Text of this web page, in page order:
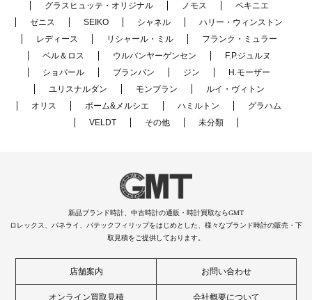
グラスヒュッテ・オリジナル
ノモス
ペキニエ
ゼニス
SEIKO シャネル
ハリー・ウィンストン
レディース
リシャール・ミル
フランク・ミュラー
ベル＆ロス
ウルバンヤーゲンセン
F.P.ジュルヌ
ショパール
ブランパン ジン
H.モーザー
ユリスナルダン
モンブラン
ルイ・ヴィトン
オリス
ボーム&メルシエ ハミルトン
グラハム
VELDT
その他 未分類
新品ブランド時計、中古時計の通販・時計買取ならGMT
ロレックス、パネライ、パテックフィリップをはじめとした、様々なブランド時計の販売・下
取見積をご提供しております。
店舗案内 お問い合わせ
オンライン買取見積 会社概要について